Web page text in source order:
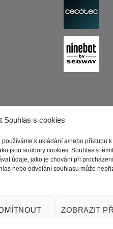
Souhlas s cookies
k ukládání a/nebo přístupu k
jsou soubory cookies. Souhlas s
údaje, jako je chování při
nebo odvolání souhlasu může
ZOBRAZIT